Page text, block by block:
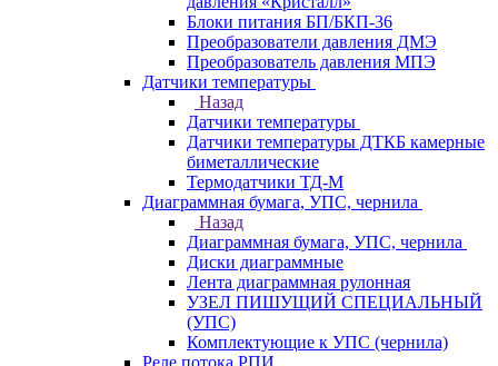
Блоки питания БП/БКП-36
Преобразователи давления ДМЭ
Преобразователь давления МПЭ
Датчики температуры
Назад
Датчики температуры
Датчики температуры ДТКБ камерные
биметаллические
Термодатчики ТД-М
Диаграммная бумага, УПС, чернила
Назад
Диаграммная бумага, УПС, чернила
Диски диаграммные
Лента диаграммная рулонная
УЗЕЛ ПИШУЩИЙ СПЕЦИАЛЬНЫЙ
(УПС)
Комплектующие к УПС (чернила)
Реле потока РПИ